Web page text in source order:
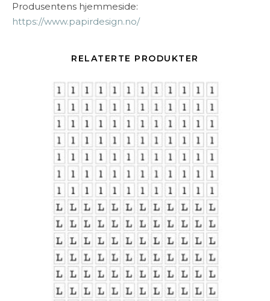
Produsentens hjemmeside:
https://www.papirdesign.no/
RELATERTE PRODUKTER